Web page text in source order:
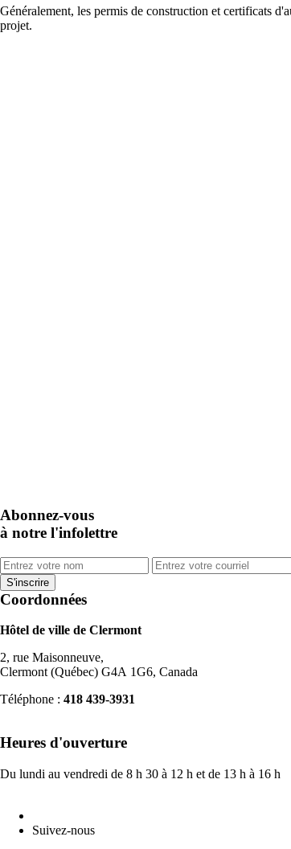
Généralement, les permis de construction et certificats
projet.
Abonnez-vous
à notre l'infolettre
Coordonnées
Hôtel de ville de Clermont
2, rue Maisonneuve,
Clermont (Québec) G4A 1G6, Canada
Téléphone : 418 439-3931
Heures d'ouverture
Du lundi au vendredi de 8 h 30 à 12 h et de 13 h à 16 h
Suivez-nous